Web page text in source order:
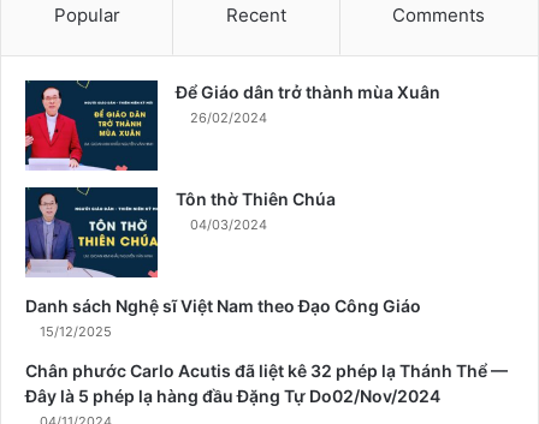
à
Popular Recent Comments
Để Giáo dân trở thành mùa Xuân
26/02/2024
Tôn thờ Thiên Chúa
04/03/2024
Danh sách Nghệ sĩ Việt Nam theo Đạo Công Giáo
15/12/2025
Chân phước Carlo Acutis đã liệt kê 32 phép lạ Thánh Thể —
Đây là 5 phép lạ hàng đầu Đặng Tự Do02/Nov/2024